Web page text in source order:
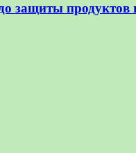
продуктов